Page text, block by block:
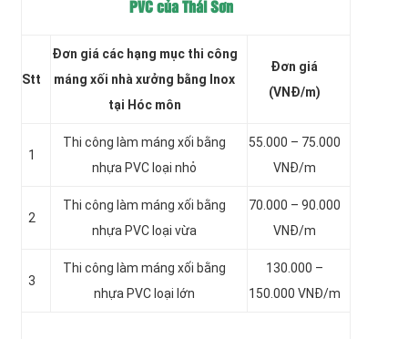
PVC của Thái Sơn
Stt
Đơn giá các hạng mục thi công
máng xối nhà xưởng bằng Inox
tại Hóc môn
Đơn giá
(VNĐ/m)
1
Thi công làm máng xối bằng
nhựa PVC loại nhỏ
55.000 – 75.000
VNĐ/m
2
Thi công làm máng xối bằng
nhựa PVC loại vừa
70.000 – 90.000
VNĐ/m
3
Thi công làm máng xối bằng
nhựa PVC loại lớn
130.000 –
150.000 VNĐ/m